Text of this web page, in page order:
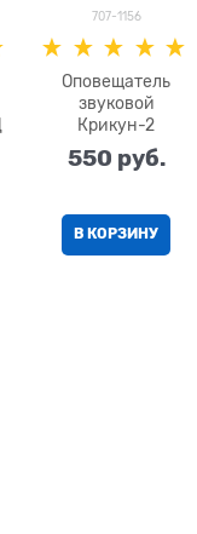
707-1156
Оповещатель
звуковой
Крикун-2
550 руб.
В КОРЗИНУ